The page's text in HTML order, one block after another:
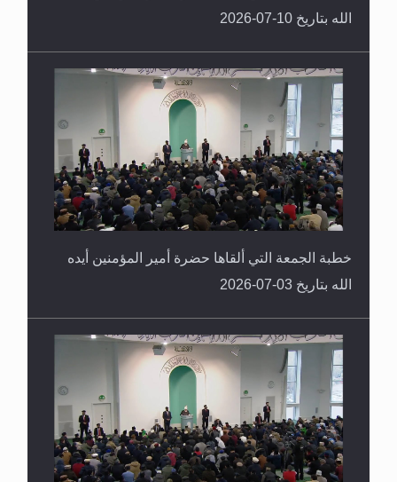
الله بتاريخ 10-07-2026
خطبة الجمعة التي ألقاها حضرة أمير المؤمنين أيده
الله بتاريخ 03-07-2026